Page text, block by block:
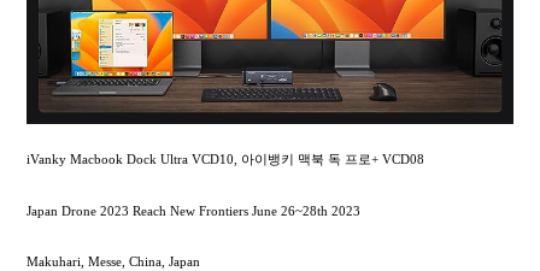
iVanky Macbook Dock Ultra VCD10, 아이뱅키 맥북 독 프로+ VCD08
Japan Drone 2023 Reach New Frontiers June 26~28th 2023
Makuhari, Messe, China, Japan